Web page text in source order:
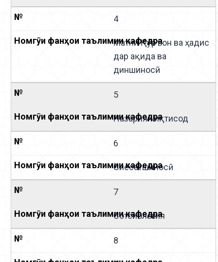
4
Матни Қуръон ва ҳадис
дар ақида ва
диншиносӣ
5
Назарияи иқтисод
6
Сиёсатшиносӣ
7
Сотсиология
8